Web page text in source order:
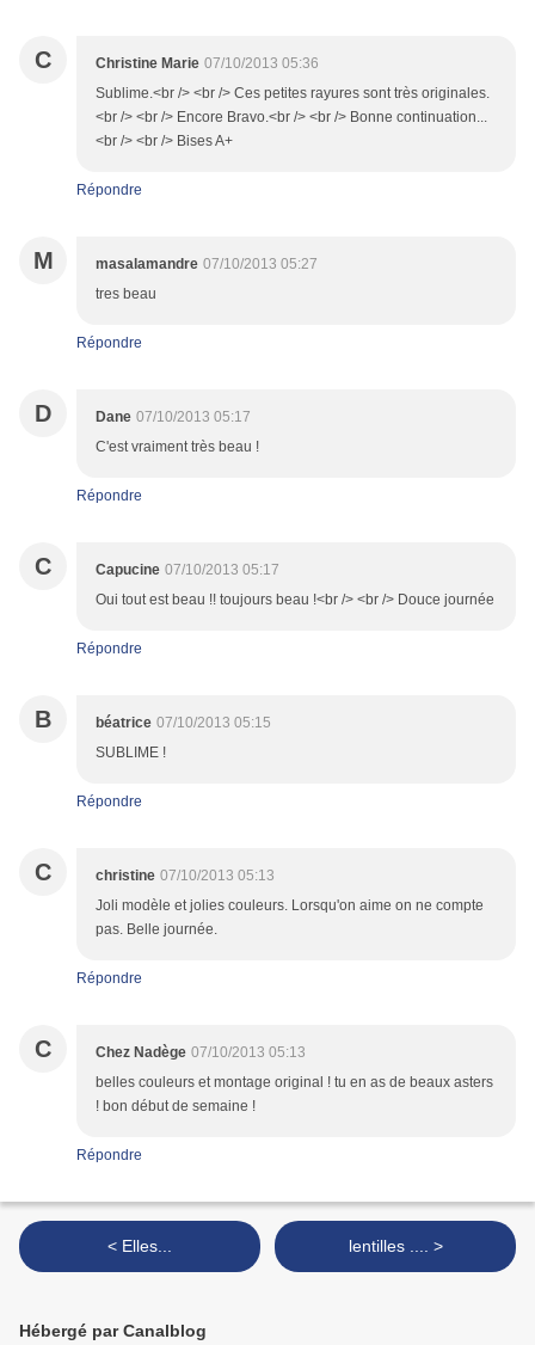
C Christine Marie 07/10/2013 05:36
Sublime.<br /> <br /> Ces petites rayures sont très originales.
<br /> <br /> Encore Bravo.<br /> <br /> Bonne continuation...
<br /> <br /> Bises A+
Répondre
M masalamandre 07/10/2013 05:27
tres beau
Répondre
D Dane 07/10/2013 05:17
C'est vraiment très beau !
Répondre
C Capucine 07/10/2013 05:17
Oui tout est beau !! toujours beau !<br /> <br /> Douce journée
Répondre
B béatrice 07/10/2013 05:15
SUBLIME !
Répondre
C christine 07/10/2013 05:13
Joli modèle et jolies couleurs. Lorsqu'on aime on ne compte
pas. Belle journée.
Répondre
C Chez Nadège 07/10/2013 05:13
belles couleurs et montage original ! tu en as de beaux asters
! bon début de semaine !
Répondre
< Elles... lentilles .... >
Hébergé par Canalblog